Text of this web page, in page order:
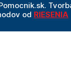
od RIESENIA